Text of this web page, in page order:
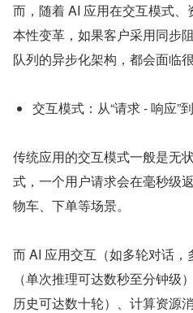
而，随着 AI 应用在交互模式
本性变革，如果客户采用同步
队列的异步化架构，都会面临很
交互模式：从“请求 - 响应”
传统应用的交互模式一般是无
式，一个用户请求会在毫秒级
物车、下单等场景。
而 AI 应用交互（如多轮对话
（单次推理可达数秒至分钟级
历史可达数十轮）、计算资源